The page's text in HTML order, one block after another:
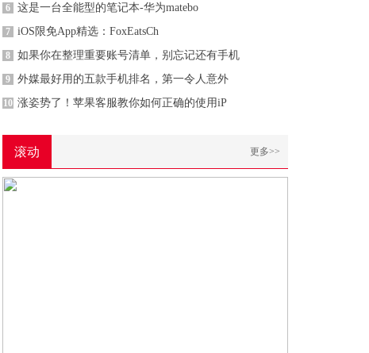
6 这是一台全能型的笔记本-华为matebo
7 iOS限免App精选：FoxEatsCh
8 如果你在整理重要账号清单，别忘记还有手机
9 外媒最好用的五款手机排名，第一令人意外
10 涨姿势了！苹果客服教你如何正确的使用iP
滚动 更多>>